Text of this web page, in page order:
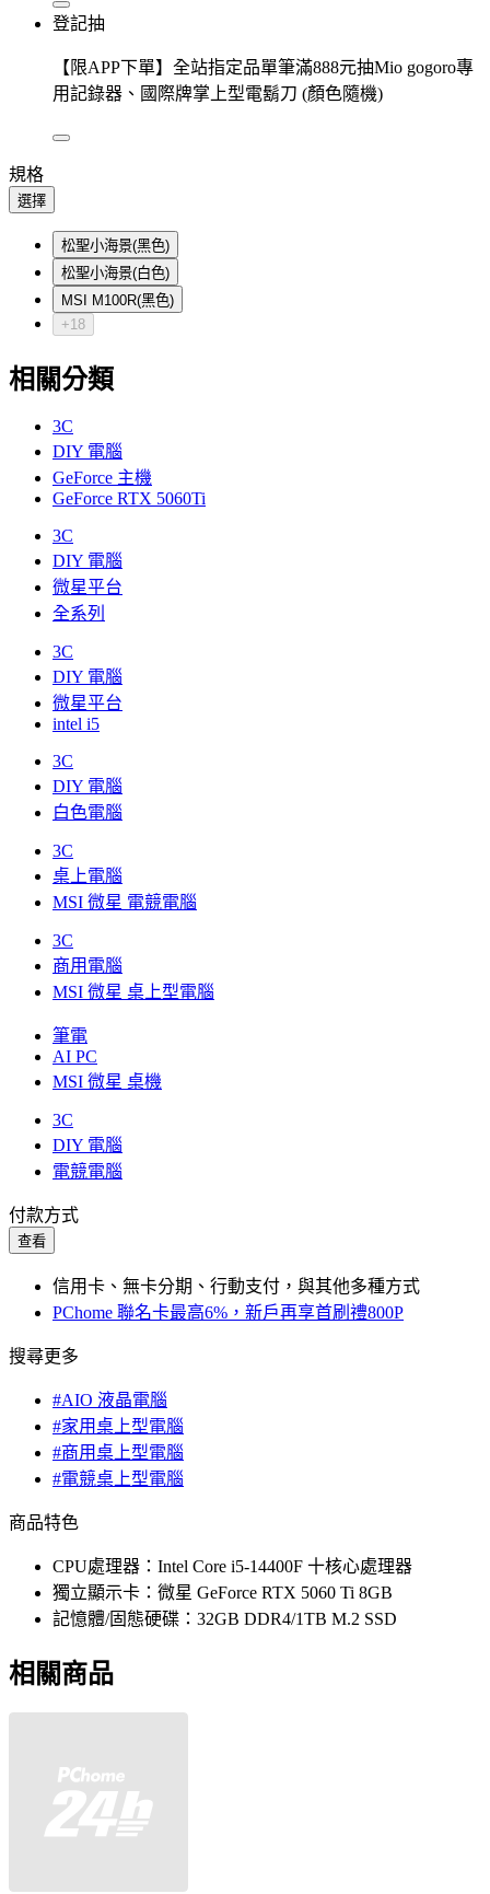
登記抽
【限APP下單】全站指定品單筆滿888元抽Mio gogoro專
用記錄器、國際牌掌上型電鬍刀 (顏色隨機)
規格
選擇
松聖小海景(黑色)
松聖小海景(白色)
MSI M100R(黑色)
+18
相關分類
3C
DIY 電腦
GeForce 主機
GeForce RTX 5060Ti
3C
DIY 電腦
微星平台
全系列
3C
DIY 電腦
微星平台
intel i5
3C
DIY 電腦
白色電腦
3C
桌上電腦
MSI 微星 電競電腦
3C
商用電腦
MSI 微星 桌上型電腦
筆電
AI PC
MSI 微星 桌機
3C
DIY 電腦
電競電腦
付款方式
查看
信用卡、無卡分期、行動支付，與其他多種方式
PChome 聯名卡最高6%，新戶再享首刷禮800P
搜尋更多
#AIO 液晶電腦
#家用桌上型電腦
#商用桌上型電腦
#電競桌上型電腦
商品特色
CPU處理器：Intel Core i5-14400F 十核心處理器
獨立顯示卡：微星 GeForce RTX 5060 Ti 8GB
記憶體/固態硬碟：32GB DDR4/1TB M.2 SSD
相關商品